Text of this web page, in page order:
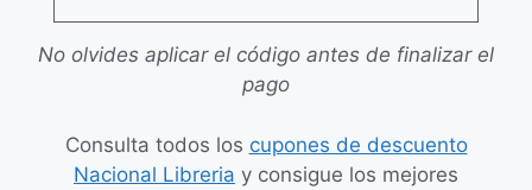
No olvides aplicar el código antes de finalizar el
pago
Consulta todos los cupones de descuento
Nacional Libreria y consigue los mejores